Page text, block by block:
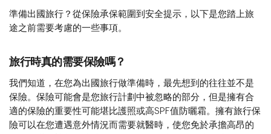
準備出國旅行？從保險承保範圍到安全提示，以下是您踏上旅
途之前需要考慮的一些事項。
旅行時真的需要保險嗎？
我們知道，在您為出國旅行做準備時，最先想到的往往並不是
保險。保險可能會是您旅行計劃中被忽略的部分，但是擁有合
適的保險的重要性可能堪比護照或高SPF值防曬霜。擁有旅行保
險可以在您遭遇意外情況而需要就醫時，使您免於承擔高昂的